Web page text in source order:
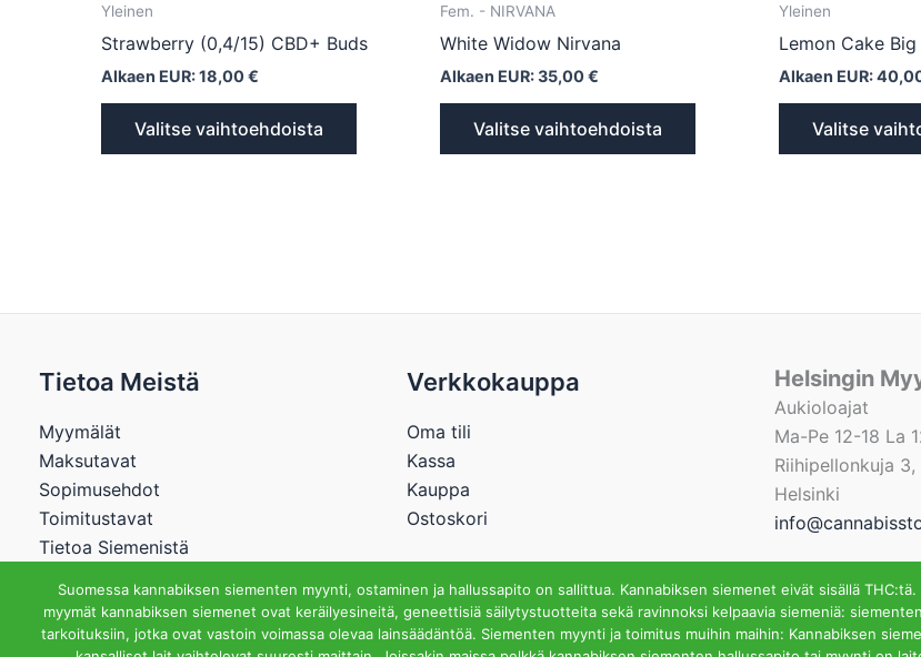
Yleinen
Strawberry (0,4/15) CBD+ Buds
Alkaen EUR:18,00€
Valitse vaihtoehdoista
Fem. - NIRVANA
White Widow Nirvana
Alkaen EUR:35,00€
Valitse vaihtoehdoista
Yleinen
Lemon Cake
Alkaen EUR:
Valitse
Tietoa Meistä
Myymälät
Maksutavat
Sopimusehdot
Toimitustavat
Tietoa Siemenistä
Verkkokauppa
Oma tili
Kassa
Kauppa
Ostoskori
Helsingin
Aukioloajat
Ma-Pe 12-18 La
Riihipellonkuja
Helsinki
Cannabisstore.fi | Kannabiksen Siemeniä Verkkokaupasta ja
Suomessa kannabiksen siementen myynti, ostaminen ja hallussapito on sallittua. Kannabiksen siemenet eivät sisällä
myymät kannabiksen siemenet ovat keräilyesineitä, geneettisiä säilytystuotteita sekä ravinnoksi kelpaavia siemeniä:
tarkoituksiin, jotka ovat vastoin voimassa olevaa lainsäädäntöä. Siementen myynti ja toimitus muihin maihin: Kannabiksen